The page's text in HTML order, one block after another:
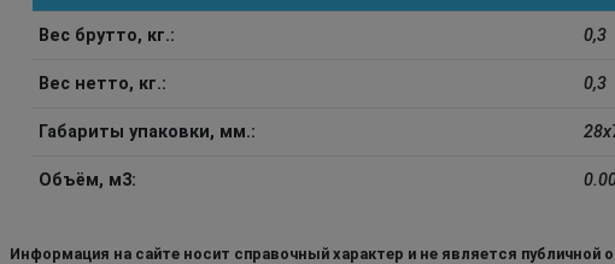
Вес брутто, кг.: 0,3
Вес нетто, кг.: 0,3
Габариты упаковки, мм.:
Объём, м3:
Информация на сайте носит справочный характер и не является